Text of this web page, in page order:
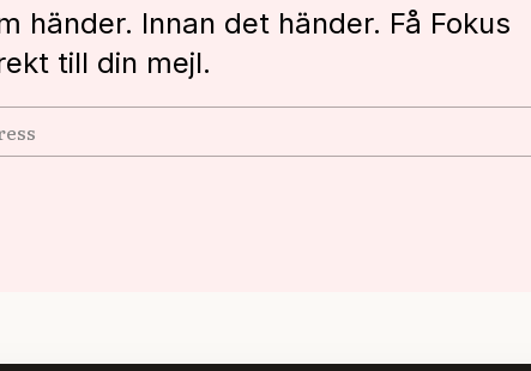
händer. Innan det händer. Få Fokus
till din mejl.